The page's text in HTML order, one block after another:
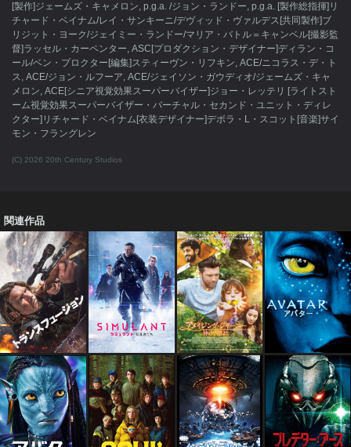
[製作]ジェームズ・キャメロン, p.g.a. /ジョン・ランドー, p.g.a. [製作総指揮]リ
チャード・ベイナム/レイ・サンキーニ/デヴィッド・ヴァルデス[共同製作]ブ
リジット・ヨーク/ジェイミー・ランドー/マリア・バトル＝キャンベル[撮影監
督]ラッセル・カーペンター, ASC[プロダクション・デザイナー]ディラン・コ
ール/ベン・プロクター[編集]スティーヴン・リフキン, ACE/ニコラス・デ・ト
ス, ACE/ジョン・ルフーア, ACE/ジェイソン・ガウディオ/ジェームズ・キャ
メロン, ACE[シニア視覚効果スーパーバイザー]ジョー・レッテリ [ライトスト
ーム視覚効果スーパーバイザー・バーチャル・セカンド・ユニット・ディレ
クター]リチャード・ベイナム[衣装デザイナー]デボラ・L・スコット[音楽]サイ
モン・フラングレン
(C) 2026 20th Century Studios
関連作品